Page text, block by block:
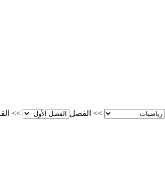
>> الفصل >>